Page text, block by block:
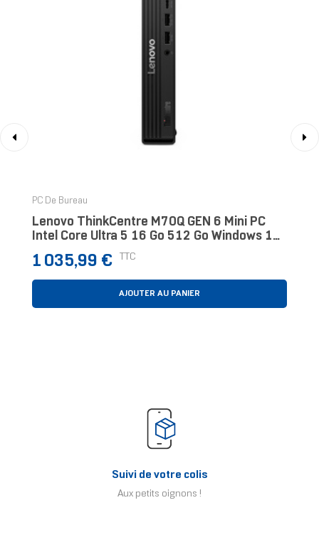
PC De Bureau
Lenovo ThinkCentre M70Q GEN 6 Mini PC
Intel Core Ultra 5 16 Go 512 Go Windows 11
Prix
1 035,99 € TTC
AJOUTER AU PANIER
Suivi de votre colis
Aux petits oignons !